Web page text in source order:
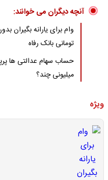
آنچه دیگران می خوانند:
تومانی بانک رفاه
حساب سهام عدالتی ها
میلیونی چند؟
ویژه